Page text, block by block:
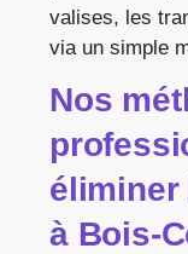
valises, les
via un simple
Nos
éliminer
à Bois-